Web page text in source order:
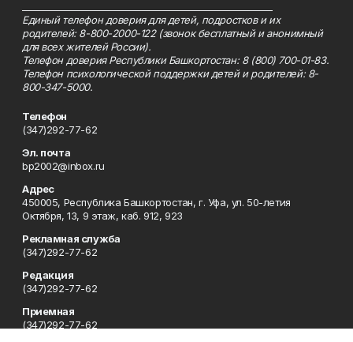
Единый телефон доверия для детей, подростков и их
родителей: 8-800-2000-122 (звонок бесплатный и анонимный
для всех жителей России).
Телефон доверия Республики Башкортостан: 8 (800) 700-01-83.
Телефон психологической поддержки детей и родителей: 8-
800-347-5000.
Телефон
(347)292-77-62
Эл. почта
bp2002@inbox.ru
Адрес
450005, Республика Башкортостан, г. Уфа, ул. 50-летия
Октября, 13, 9 этаж, каб. 912, 923
Рекламная служба
(347)292-77-62
Редакция
(347)292-77-62
Приемная
(347)292-77-62